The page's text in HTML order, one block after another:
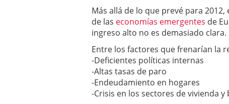
Más allá de lo que prevé para
de las economías emergentes de
ingreso alto no es demasiado clara.
Entre los factores que frenarían la
-Deficientes políticas internas
-Altas tasas de paro
-Endeudamiento en hogares
-Crisis en los sectores de vivienda y